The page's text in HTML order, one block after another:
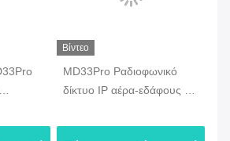
Βίντεο
MD33Pro Ραδιοφωνικό
δίκτυο IP αέρα-εδάφους με